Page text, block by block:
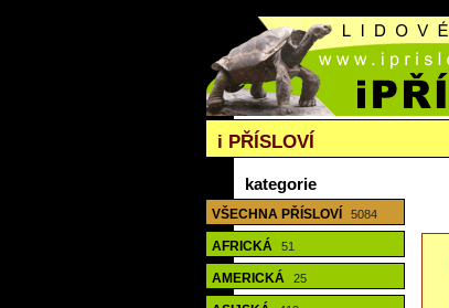
i PŘÍSLOVÍ
kategorie
VŠECHNA PŘÍSLOVÍ 5084
AFRICKÁ 51
AMERICKÁ 25